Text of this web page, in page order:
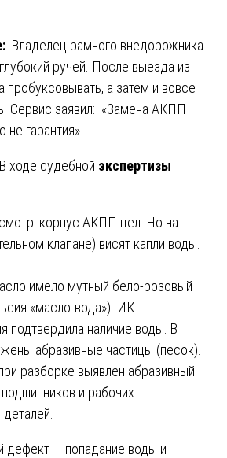
Владелец рамного внедорожника
ручей. После выезда из
пробуксовывать, а затем и вовсе
Сервис заявил: «Замена АКПП —
гарантия».
В ходе судебной экспертизы
корпус АКПП цел. Но на
клапане) висят капли воды.
имело мутный бело-розовый
«масло-вода»). ИК-
подтвердила наличие воды. В
абразивные частицы (песок).
разборке выявлен абразивный
и рабочих
дефект — попадание воды и